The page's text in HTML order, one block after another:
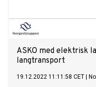
ASKO med elektrisk
langtransport
19.12.2022 11:11:58 CET